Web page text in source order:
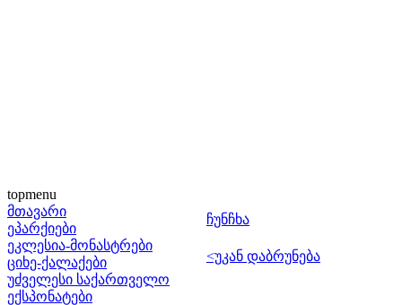
topmenu
მთავარი
ეპარქიები
ეკლესია-მონასტრები
ციხე-ქალაქები
უძველესი საქართველო
ექსპონატები
ჩუნჩხა
<უკან დაბრუნება